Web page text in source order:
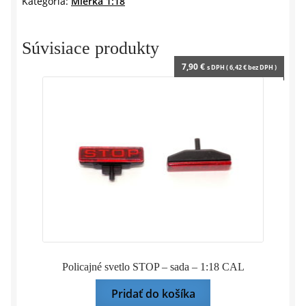
Súvisiace produkty
Policajné svetlo STOP – sada – 1:18 CAL
7,90€ s DPH (6,42€bez DPH )
Pridať do košíka